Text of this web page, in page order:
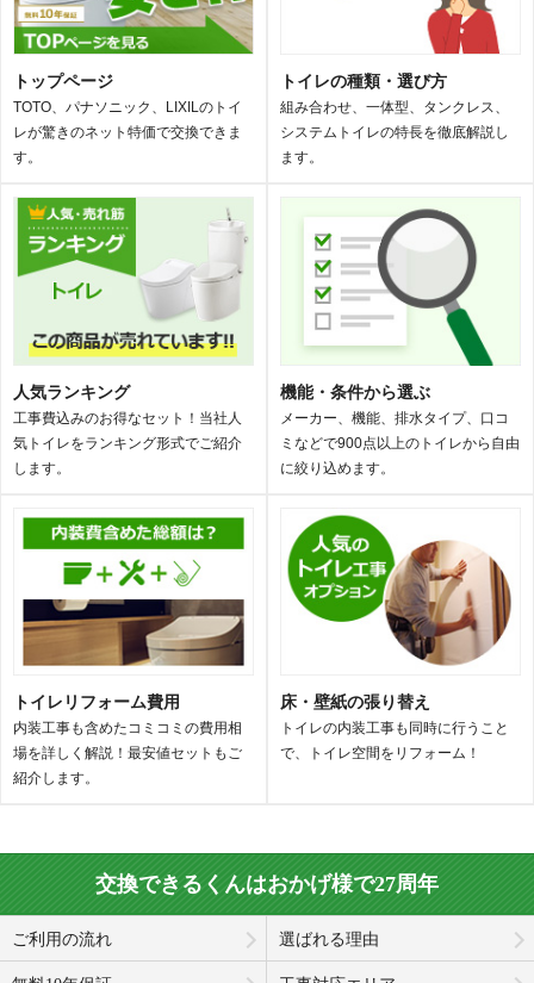
トップページ
TOTO、パナソニック、LIXILのトイ
レが驚きのネット特価で交換できま
す。
トイレの種類・選び方
組み合わせ、一体型、タンクレス、
システムトイレの特長を徹底解説し
ます。
人気ランキング
工事費込みのお得なセット！当社人
気トイレをランキング形式でご紹介
します。
機能・条件から選ぶ
メーカー、機能、排水タイプ、口コ
ミなどで900点以上のトイレから自由
に絞り込めます。
トイレリフォーム費用
内装工事も含めたコミコミの費用相
場を詳しく解説！最安値セットもご
紹介します。
床・壁紙の張り替え
トイレの内装工事も同時に行うこと
で、トイレ空間をリフォーム！
交換できるくんはおかげ様で27周年
ご利用の流れ 選ばれる理由